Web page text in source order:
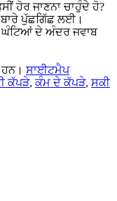
ਹੋਰ ਜਾਣਨਾ ਚਾਹੁੰਦੇ ਹੋ?
ਬਾਰੇ ਪੁੱਛਗਿੱਛ ਲਈ।
ਘੰਟਿਆਂ ਦੇ ਅੰਦਰ ਜਵਾਬ
ਸਾਈਟਮੈਪ
ਕੱਪੜੇ,ਕੰਮ ਦੇ ਕੱਪੜੇ, ਸਕੀ